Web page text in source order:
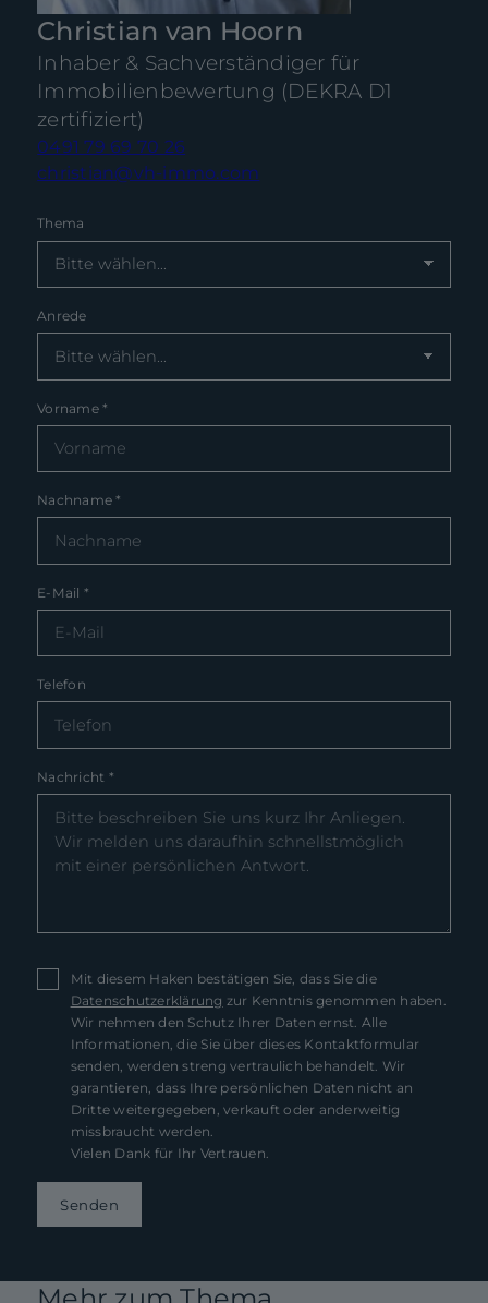
Christian van Hoorn
Inhaber & Sachverständiger für
Immobilienbewertung (DEKRA D1
zertifiziert)
0491 79 69 70 26
christian@vh-immo.com
Thema
Anrede
Vorname*
Nachname*
E-Mail *
Telefon
Nachricht *
Mit diesem Haken bestätigen Sie, dass Sie die
Datenschutzerklärung zur Kenntnis genommen haben.
Wir nehmen den Schutz Ihrer Daten ernst. Alle
Informationen, die Sie über dieses Kontaktformular
senden, werden streng vertraulich behandelt. Wir
garantieren, dass Ihre persönlichen Daten nicht an
Dritte weitergegeben, verkauft oder anderweitig
missbraucht werden.
Vielen Dank für Ihr Vertrauen.
Senden